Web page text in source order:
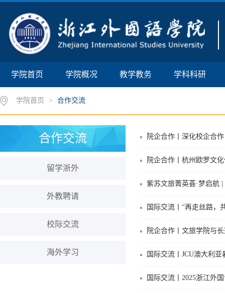
学院首页 学院概况 教学教务 学科科研
学院首页 > 合作交流
合作交流
留学浙外
外教聘请
校际交流
海外学习
院企合作丨深化校企合
院企合作丨杭州欧罗文
紫苏文旅菁英荟·梦启航
国际交流丨“再走丝路
院企合作丨文旅学院与
国际交流丨JCU澳大利
国际交流丨2025浙江外